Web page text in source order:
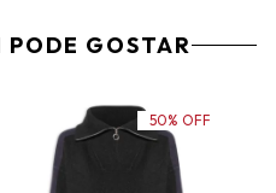
PODE GOSTAR
50% OFF